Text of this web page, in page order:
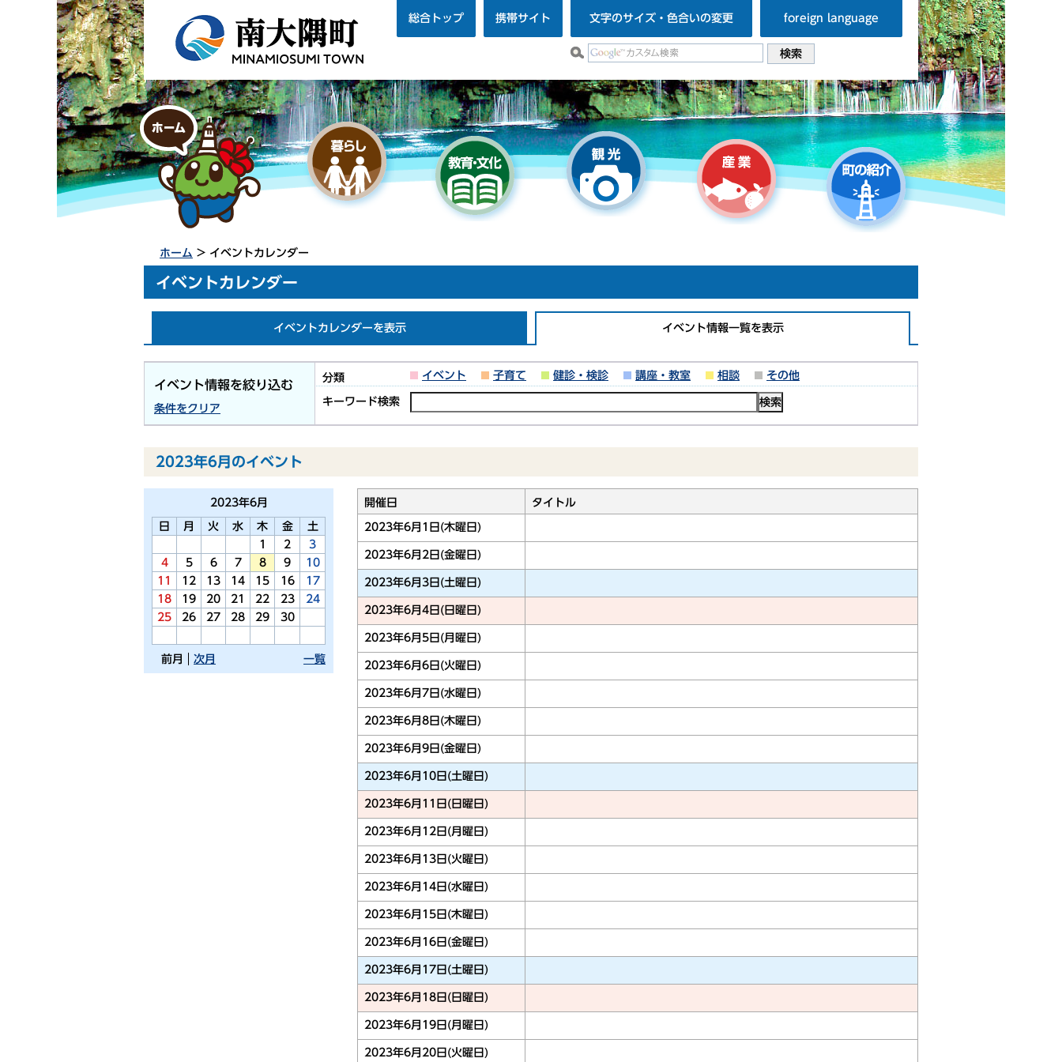
総合トップ 携帯サイト 文字のサイズ・色合いの変更 foreign language
ホーム > イベントカレンダー
イベントカレンダー
イベントカレンダーを表示 イベント情報一覧を表示
イベント情報を絞り込む
条件をクリア
分類 イベント 子育て 健診・検診 講座・教室 相談 その他
キーワード検索
2023年6月のイベント
2023年6月
日 月 火 水 木 金
土
1
2
3
4
5 6 7 8 9
10
11
12 13 14 15 16
17
18
19 20 21 22 23
24
25
26 27 28 29 30
前月 一覧
次月
開催日 タイトル
2023年6月1日(木曜日)
2023年6月2日(金曜日)
2023年6月3日(土曜日)
2023年6月4日(日曜日)
2023年6月5日(月曜日)
2023年6月6日(火曜日)
2023年6月7日(水曜日)
2023年6月8日(木曜日)
2023年6月9日(金曜日)
2023年6月10日(土曜日)
2023年6月11日(日曜日)
2023年6月12日(月曜日)
2023年6月13日(火曜日)
2023年6月14日(水曜日)
2023年6月15日(木曜日)
2023年6月16日(金曜日)
2023年6月17日(土曜日)
2023年6月18日(日曜日)
2023年6月19日(月曜日)
2023年6月20日(火曜日)